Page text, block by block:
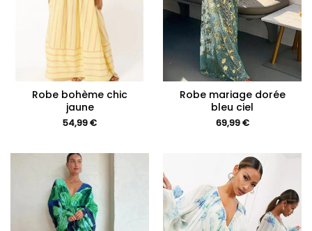
Robe bohème chic
jaune
54,99€
Robe mariage dorée
bleu ciel
69,99€